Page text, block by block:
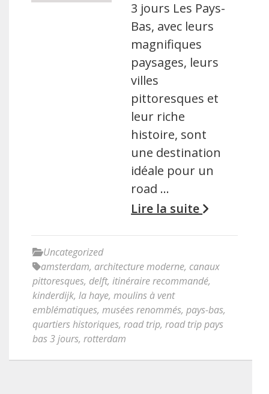
3 jours Les Pays-
Bas, avec leurs
magnifiques
paysages, leurs
villes
pittoresques et
leur riche
histoire, sont
une destination
idéale pour un
road …
Lire la suite
Uncategorized
amsterdam, architecture moderne, canaux
pittoresques, delft, itinéraire recommandé,
kinderdijk, la haye, moulins à vent
emblématiques, musées renommés, pays-bas,
quartiers historiques, road trip, road trip pays
bas 3 jours, rotterdam